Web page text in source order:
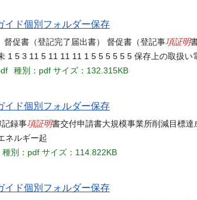
ド個別フォルダー保存
促書（登記完了届出書） 督促書（登記事項証明
1 5 3 11 5 11 11 11 1 5 5 5 5 5 5 保存上の取扱い
種別：pdf サイズ：132.315KB
ド個別フォルダー保存
録事項証明書交付申請書大規模事業所削減目標達
ネルギー起
種別：pdf サイズ：114.822KB
ド個別フォルダー保存